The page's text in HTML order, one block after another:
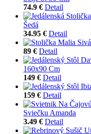
74.9 € Detail
Šedá
34.95 € Detail
89 € Detail
160x90 Cm
149 € Detail
159 € Detail
Sviečku Amanda
3.49 € Detail